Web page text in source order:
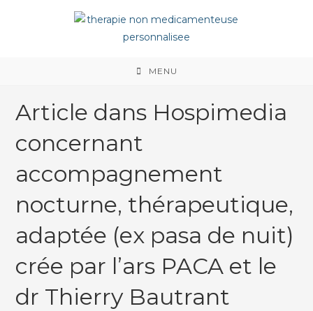
MENU
Article dans Hospimedia
concernant
accompagnement
nocturne, thérapeutique,
adaptée (ex pasa de nuit)
crée par l’ars PACA et le
dr Thierry Bautrant